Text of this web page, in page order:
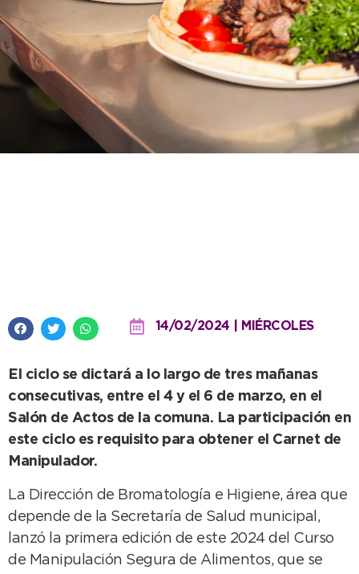
14/02/2024 | MIÉRCOLES
El ciclo se dictará a lo largo de tres mañanas
consecutivas, entre el 4 y el 6 de marzo, en el
Salón de Actos de la comuna. La participación en
este ciclo es requisito para obtener el Carnet de
Manipulador.
La Dirección de Bromatología e Higiene, área que
depende de la Secretaría de Salud municipal,
lanzó la primera edición de este 2024 del Curso
de Manipulación Segura de Alimentos, que se